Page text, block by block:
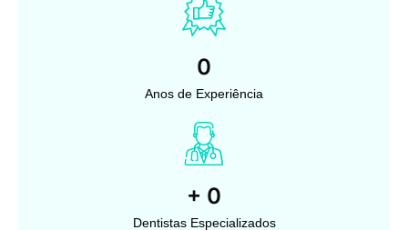
0
Anos de Experiência
+ 0
Dentistas Especializados